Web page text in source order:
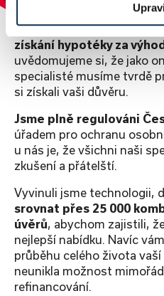
Chceme vámzpříjemnit,
získání hypotéky za
uvědomujeme si, že jako
specialisté musíme tvrdě
si získali vaši důvěru.
Jsme plně regulováni
úřadem pro ochranu
u nás je, že všichni naši
zkušení a přátelští.
Vyvinuli jsme technologii,
srovnat přes 25 000
úvěrů, abychom zajistili,
nejlepší nabídku. Navíc
průběhu celého života
neunikla možnost
refinancování.